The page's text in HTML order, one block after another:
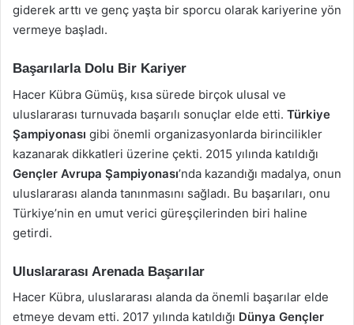
giderek arttı ve genç yaşta bir sporcu olarak kariyerine yön
vermeye başladı.
Başarılarla Dolu Bir Kariyer
Hacer Kübra Gümüş, kısa sürede birçok ulusal ve
uluslararası turnuvada başarılı sonuçlar elde etti. Türkiye
Şampiyonası gibi önemli organizasyonlarda birincilikler
kazanarak dikkatleri üzerine çekti. 2015 yılında katıldığı
Gençler Avrupa Şampiyonası’nda kazandığı madalya, onun
uluslararası alanda tanınmasını sağladı. Bu başarıları, onu
Türkiye’nin en umut verici güreşçilerinden biri haline
getirdi.
Uluslararası Arenada Başarılar
Hacer Kübra, uluslararası alanda da önemli başarılar elde
etmeye devam etti. 2017 yılında katıldığı Dünya Gençler